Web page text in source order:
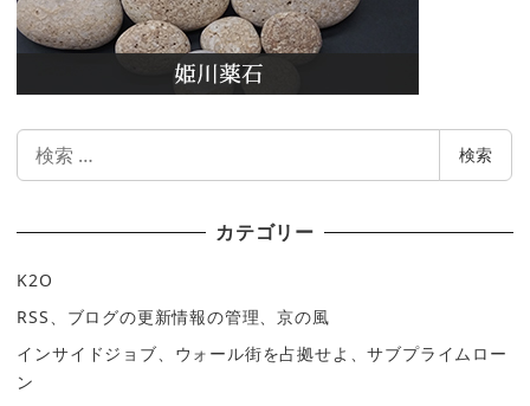
検
検索
カテゴリー
K2O
RSS、ブログの更新情報の管理、京の風
インサイドジョブ、ウォール街を占拠せよ、サブプライムロー
ン